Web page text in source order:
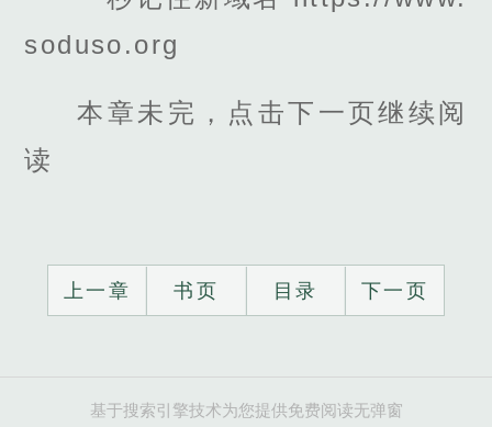
soduso.org
本章未完，点击下一页继续阅
读
上一章 书页 目录 下一页
基于搜索引擎技术为您提供免费阅读无弹窗